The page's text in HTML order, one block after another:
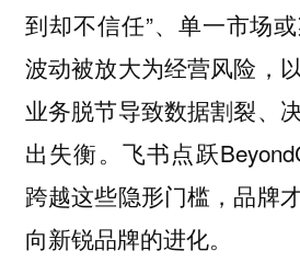
到却不信任”、单一市场
波动被放大为经营风险，
业务脱节导致数据割裂、
出失衡。飞书点跃
跨越这些隐形门槛，品牌
向新锐品牌的进化。